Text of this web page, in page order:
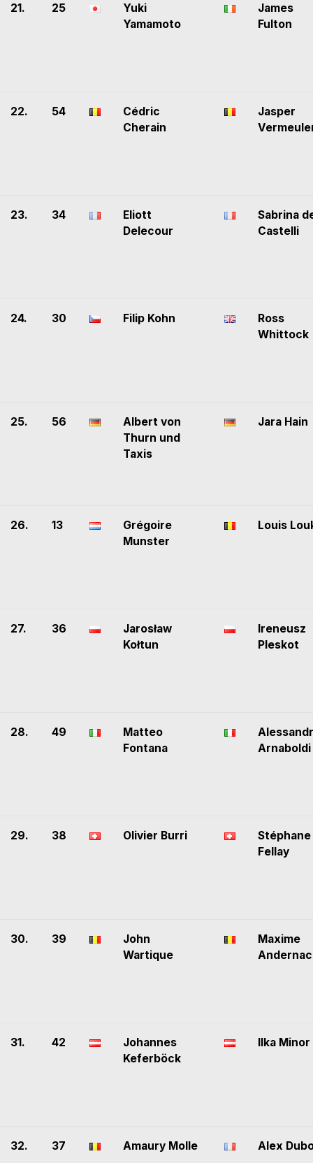
21. 25
Yuki
Yamamoto
James
Fulton
22. 54
Cédric
Cherain
Jasper
23. 34
Eliott
Delecour
Sabrina
Castelli
24. 30 Filip Kohn
Ross
Whittock
25. 56
Albert von
Thurn und
Taxis
Jara Hain
26. 13
Grégoire
Munster
Louis
27. 36
Jarosław
Kołtun
Ireneusz
Pleskot
28. 49
Matteo
Fontana
Arnaboldi
29. 38 Olivier Burri
Stéphane
Fellay
30. 39
John
Wartique
Maxime
31. 42
Johannes
Keferböck
Ilka Minor
32. 37 Amaury Molle Alex